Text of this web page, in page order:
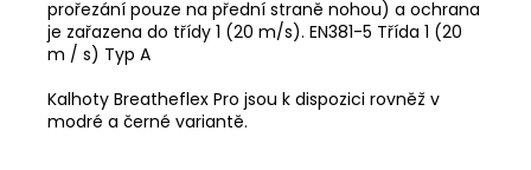
prořezání pouze na přední straně nohou) a ochrana
je zařazena do třídy 1 (20 m/s). EN381-5 Třída 1 (20
m / s) Typ A
Kalhoty Breatheflex Pro jsou k dispozici rovněž v
modré a černé variantě.